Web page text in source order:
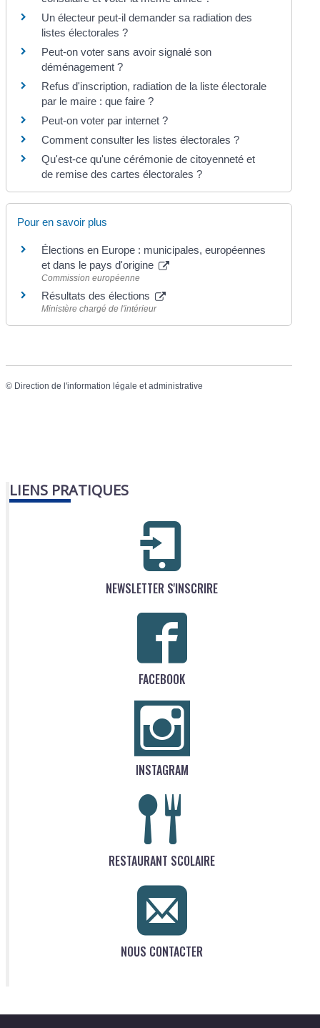
Un électeur peut-il demander sa radiation des
listes électorales ?
Peut-on voter sans avoir signalé son
déménagement ?
Refus d'inscription, radiation de la liste électorale
par le maire : que faire ?
Peut-on voter par internet ?
Comment consulter les listes électorales ?
Qu'est-ce qu'une cérémonie de citoyenneté et
de remise des cartes électorales ?
Pour en savoir plus
Élections en Europe : municipales, européennes
et dans le pays d'origine
Commission européenne
Résultats des élections
Ministère chargé de l'intérieur
© Direction de l'information légale et administrative
LIENS PRATIQUES
NEWSLETTER S'INSCRIRE
FACEBOOK
INSTAGRAM
RESTAURANT SCOLAIRE
NOUS CONTACTER